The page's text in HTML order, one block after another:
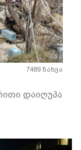
7489 ნახვა
დაიღუპა